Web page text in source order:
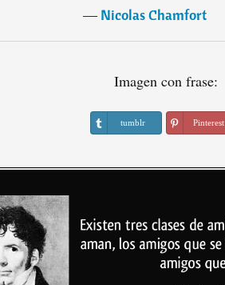
―Nicolas Chamfort
Imagen con frase:
tumblr Pinterest